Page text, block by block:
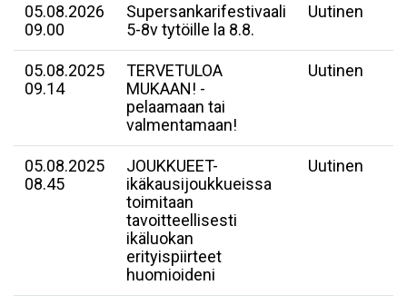
05.08.2026
09.00
Supersankarifestivaali
5-8v tytöille la 8.8.
Uutinen
05.08.2025
09.14
TERVETULOA
MUKAAN! -
pelaamaan tai
valmentamaan!
Uutinen
05.08.2025
08.45
JOUKKUEET-
ikäkausijoukkueissa
toimitaan
tavoitteellisesti
ikäluokan
erityispiirteet
huomioideni
Uutinen